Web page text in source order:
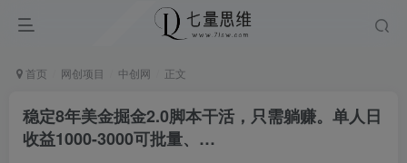
首页 网创项目 中创网 正文
稳定8年美金掘金2.0脚本干活，只需躺赚。单人日
收益1000-3000可批量、…